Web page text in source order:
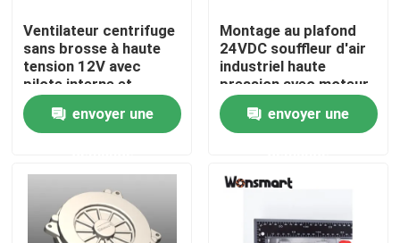
Nous contacter
Nouvelles
Demandez un devis
Ventilateur centrifuge
sans brosse à haute
tension 12V avec
pilote interne et
isolation de classe F
envoyer une
Montage au plafond
24VDC souffleur d'air
industriel haute
pression avec moteur
sans balai à trois
phasesenvoyer une